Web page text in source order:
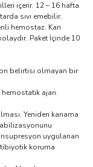
içerir. 12 – 16 hafta
sıvı emebilir.
hemostaz. Kan
Paket İçinde 10
belirtisi olmayan bir
hemostatik ajan.
Yeniden kanama
uygulanan
koruma